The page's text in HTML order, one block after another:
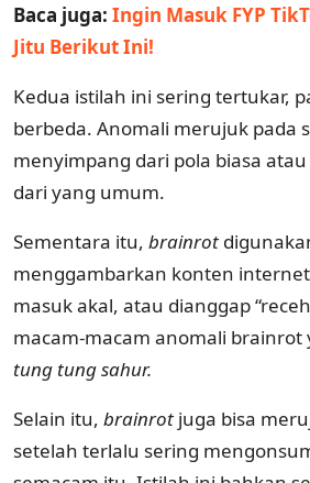
Baca juga: Ingin Masuk FYP
Jitu Berikut Ini!
Kedua istilah ini sering tertukar,
berbeda. Anomali merujuk pada
menyimpang dari pola biasa
dari yang umum.
Sementara itu, brainrot
menggambarkan konten
masuk akal, atau dianggap
macam-macam anomali brainrot
tung tung sahur.
Selain itu, brainrot juga bisa
setelah terlalu sering